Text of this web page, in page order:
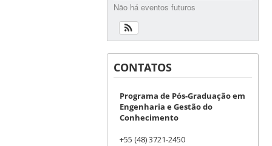
Não há eventos futuros
CONTATOS
Programa de Pós-Graduação em
Engenharia e Gestão do
Conhecimento
+55 (48) 3721-2450